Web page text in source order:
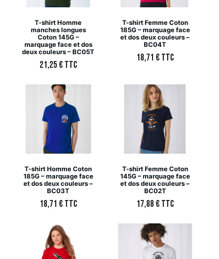
T-shirt Homme
manches longues
Coton 145G –
marquage face et dos
deux couleurs – BC05T
21,25€ TTC
T-shirt Femme Coton
185G – marquage face
et dos deux couleurs –
BC04T
18,71 € TTC
T-shirt Homme Coton
185G – marquage face
et dos deux couleurs –
BC03T
18,71 € TTC
T-shirt Femme Coton
145G – marquage face
et dos deux couleurs –
BC02T
17,88€ TTC